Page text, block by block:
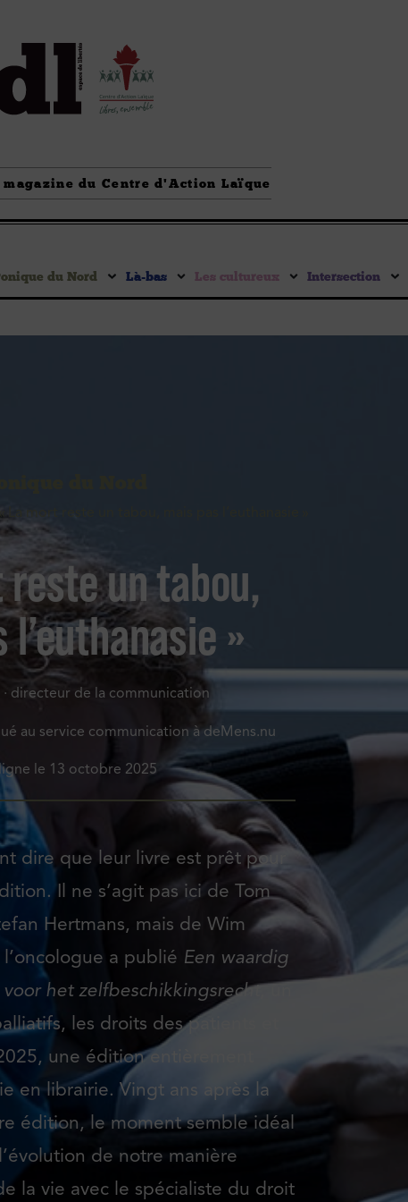
magazine du Centre d'Action Laïque
du Nord Là-bas Les cultureux Intersection
La mort reste un tabou, mais pas l’euthanasie »
un tabou,
»
· directeur de la communication
au service communication à deMens.nu
le 13 octobre 2025
dire que leur livre est prêt pour
Il ne s’agit pas ici de Tom
Hertmans, mais de Wim
a publié Een waardig
het zelfbeschikkingsrecht, un
les droits des patients et
une édition entièrement
en librairie. Vingt ans après la
édition, le moment semble idéal
de notre manière
la vie avec le spécialiste du droit